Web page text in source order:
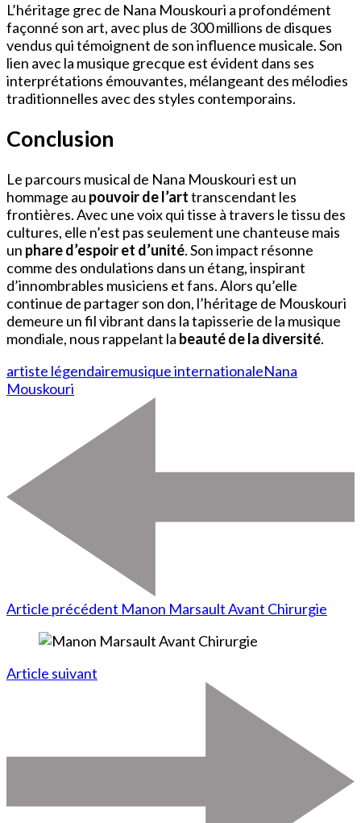
L’héritage grec de Nana Mouskouri a profondément
façonné son art, avec plus de 300 millions de disques
vendus qui témoignent de son influence musicale. Son
lien avec la musique grecque est évident dans ses
interprétations émouvantes, mélangeant des mélodies
traditionnelles avec des styles contemporains.
Conclusion
Le parcours musical de Nana Mouskouri est un
hommage au pouvoir de l’arttranscendant les
frontières. Avec une voix qui tisse à travers le tissu des
cultures, elle n’est pas seulement une chanteuse mais
un phare d’espoir et d’unité. Son impact résonne
comme des ondulations dans un étang, inspirant
d’innombrables musiciens et fans. Alors qu’elle
continue de partager son don, l’héritage de Mouskouri
demeure un fil vibrant dans la tapisserie de la musique
mondiale, nous rappelant la beauté de la diversité.
artiste légendairemusique internationaleNana
Mouskouri
Article précédent Manon Marsault Avant Chirurgie
Article suivant